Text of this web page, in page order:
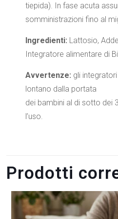
tiepida). In fase acuta
somministrazioni fino al
Ingredienti: Lattosio,
Integratore alimentare di
Avvertenze: gli
lontano dalla portata
dei bambini al di sotto dei
l’uso.
Prodotti